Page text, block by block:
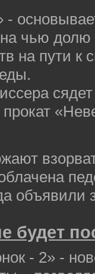
чью долю
на пути к
объявили
будет
- 2» -